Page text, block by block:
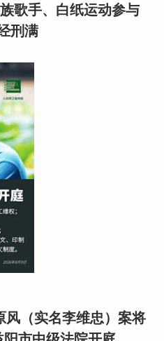
歌手、白纸运动参与
刑满
风（实名李维忠）案将